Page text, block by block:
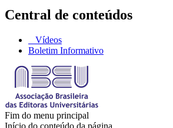
Central de conteúdos
Vídeos
Boletim Informativo
Fim do menu principal
Início do conteúdo da página